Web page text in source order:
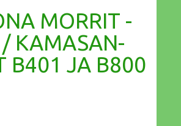
MORRIT -
KAMASAN-
B401 JA B800